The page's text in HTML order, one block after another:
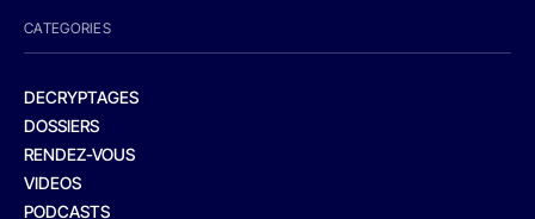
CATEGORIES
DECRYPTAGES
DOSSIERS
RENDEZ-VOUS
VIDEOS
PODCASTS